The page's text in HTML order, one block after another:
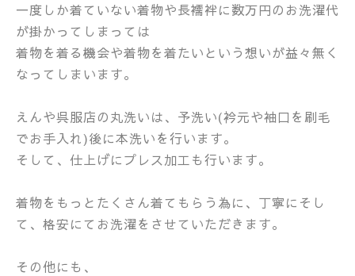
一度しか着ていない着物や長襦袢に数万円のお洗濯代
が掛かってしまっては
着物を着る機会や着物を着たいという想いが益々無く
なってしまいます。
えんや呉服店の丸洗いは、予洗い(衿元や袖口を刷毛
でお手入れ)後に本洗いを行います。
そして、仕上げにプレス加工も行います。
着物をもっとたくさん着てもらう為に、丁寧にそし
て、格安にてお洗濯をさせていただきます。
その他にも、